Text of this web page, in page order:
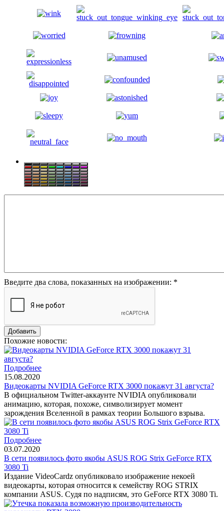
Введите два слова, показанных на изображении: *
Похожие новости:
Подробнее
15.08.2020
Видеокарты NVIDIA GeForce RTX 3000 покажут 31 августа?
В официальном Twitter-аккаунте NVIDIA опубликовали
анимацию, которая, похоже, символизирует момент
зарождения Вселенной в рамках теории Большого взрыва.
Подробнее
03.07.2020
В сети появилось фото якобы ASUS ROG Strix GeForce RTX
3080 Ti
Издание VideoCardz опубликовало изображение некоей
видеокарты, которая относится к семейству ROG STRIX
компании ASUS. Судя по надписям, это GeForce RTX 3080 Ti.